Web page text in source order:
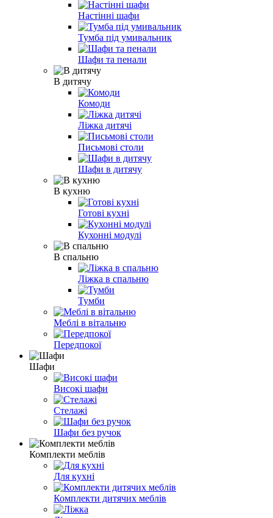
Настінні шафи
Тумба під умивальник
Шафи та пенали
В дитячу
Комоди
Ліжка дитячі
Письмові столи
Шафи в дитячу
В кухню
Готові кухні
Кухонні модулі
В спальню
Ліжка в спальню
Тумби
Меблі в вітальню
Передпокої
Шафи
Високі шафи
Стелажі
Шафи без ручок
Комплекти меблів
Для кухні
Комплекти дитячих меблів